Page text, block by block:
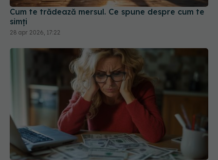
Cum te trădează mersul. Ce spune despre cum te
simți
28 apr 2026, 17:22